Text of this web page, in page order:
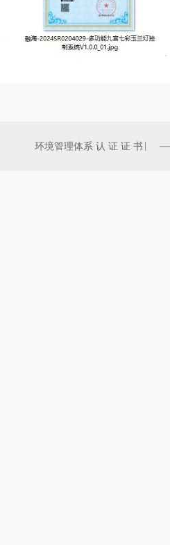
环境管理体系 认 证 证 书